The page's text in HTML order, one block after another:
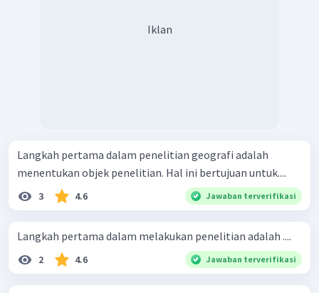
Iklan
Langkah pertama dalam penelitian geografi adalah
menentukan objek penelitian. Hal ini bertujuan untuk....
3 4.6 Jawaban terverifikasi
Langkah pertama dalam melakukan penelitian adalah ....
2 4.6 Jawaban terverifikasi